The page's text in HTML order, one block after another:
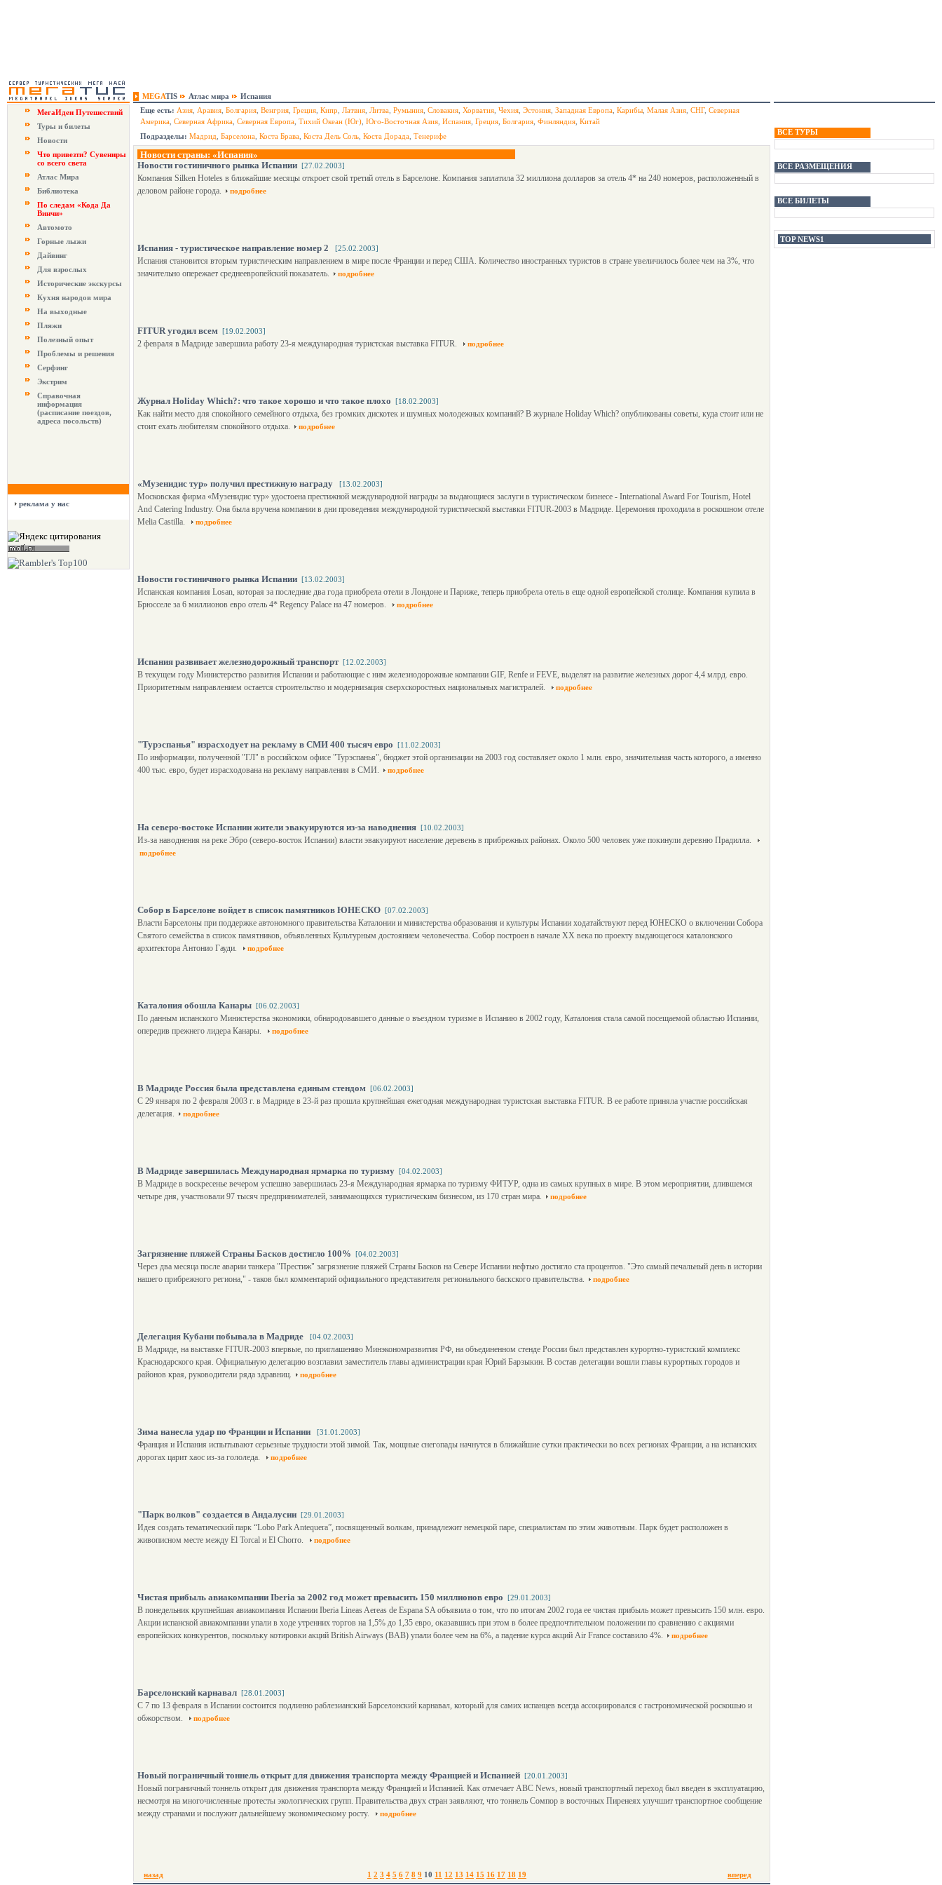
MEGATIS Атлас мира
Испания
МегаИдеи Путешествий
Туры и билеты
Новости
Что привезти? Сувениры
со всего света
Атлас Мира
Библиотека
По следам «Кода Да
Винчи»
Автомото
Горные лыжи
Дайвинг
Для взрослых
Исторические экскурсы
Кухня народов мира
На выходные
Пляжи
Полезный опыт
Проблемы и решения
Серфинг
Экстрим
Справочная
информация
(расписание поездов,
адреса посольств)
реклама у нас
Еще есть: Азия Аравия Болгария Венгрия Греция Кипр Латвия Литва Румыния Словакия Хорватия Чехия Эстония Западная Европа Карибы Малая Азия СНГ, Северная
Америка Северная Африка Северная Европа Тихий Океан (Юг) Юго-Восточная Азия Испания Греция Болгария Финляндия Китай
Подразделы: Мадрид Барселона Коста Брава Коста Дель Соль Коста Дорада Тенерифе
Новости страны: «Испания»
Новости гостиничного рынка Испании [27.02.2003]
Компания Silken Hoteles в ближайшие месяцы откроет свой третий отель в Барселоне. Компания заплатила 32 миллиона долларов за отель 4* на 240 номеров, расположенный в
деловом районе города.
подробнее
Испания - туристическое направление номер 2 [25.02.2003]
Испания становится вторым туристическим направлением в мире после Франции и перед США. Количество иностранных туристов в стране увеличилось более чем на 3%, что
значительно опережает среднеевропейский показатель.
подробнее
FITUR угодил всем [19.02.2003]
2 февраля в Мадриде завершила работу 23-я международная туристская выставка FITUR. подробнее
Журнал Holiday Which?: что такое хорошо и что такое плохо [18.02.2003]
Как найти место для спокойного семейного отдыха, без громких дискотек и шумных молодежных компаний? В журнале Holiday Which? опубликованы советы, куда стоит или не
стоит ехать любителям спокойного отдыха.
подробнее
«Музенидис тур» получил престижную награду [13.02.2003]
Московская фирма «Музенидис тур» удостоена престижной международной награды за выдающиеся заслуги в туристическом бизнесе - International Award For Tourism, Hotel
And Catering Industry. Она была вручена компании в дни проведения международной туристической выставки FITUR-2003 в Мадриде. Церемония проходила в роскошном отеле
Melia Castilla.
подробнее
Новости гостиничного рынка Испании [13.02.2003]
Испанская компания Losan, которая за последние два года приобрела отели в Лондоне и Париже, теперь приобрела отель в еще одной европейской столице. Компания купила в
Брюсселе за 6 миллионов евро отель 4* Regency Palace на 47 номеров.
подробнее
Испания развивает железнодорожный транспорт [12.02.2003]
В текущем году Министерство развития Испании и работающие с ним железнодорожные компании GIF, Renfe и FEVE, выделят на развитие железных дорог 4,4 млрд. евро.
Приоритетным направлением остается строительство и модернизация сверхскоростных национальных магистралей.
подробнее
"Турэспанья" израсходует на рекламу в СМИ 400 тысяч евро [11.02.2003]
По информации, полученной "ГЛ" в российском офисе "Турэспанья", бюджет этой организации на 2003 год составляет около 1 млн. евро, значительная часть которого, а именно
400 тыс. евро, будет израсходована на рекламу направления в СМИ.
подробнее
На северо-востоке Испании жители эвакуируются из-за наводнения [10.02.2003]
Из-за наводнения на реке Эбро (северо-восток Испании) власти эвакуируют население деревень в прибрежных районах. Около 500 человек уже покинули деревню Прадилла.
подробнее
Собор в Барселоне войдет в список памятников ЮНЕСКО [07.02.2003]
Власти Барселоны при поддержке автономного правительства Каталонии и министерства образования и культуры Испании ходатайствуют перед ЮНЕСКО о включении Собора
Святого семейства в список памятников, объявленных Культурным достоянием человечества. Собор построен в начале ХХ века по проекту выдающегося каталонского
архитектора Антонио Гауди.
подробнее
Каталония обошла Канары [06.02.2003]
По данным испанского Министерства экономики, обнародовавшего данные о въездном туризме в Испанию в 2002 году, Каталония стала самой посещаемой областью Испании,
опередив прежнего лидера Канары.
подробнее
В Мадриде Россия была представлена единым стендом [06.02.2003]
С 29 января по 2 февраля 2003 г. в Мадриде в 23-й раз прошла крупнейшая ежегодная международная туристская выставка FITUR. В ее работе приняла участие российская
делегация.
подробнее
В Мадриде завершилась Международная ярмарка по туризму [04.02.2003]
В Мадриде в воскресенье вечером успешно завершилась 23-я Международная ярмарка по туризму ФИТУР, одна из самых крупных в мире. В этом мероприятии, длившемся
четыре дня, участвовали 97 тысяч предпринимателей, занимающихся туристическим бизнесом, из 170 стран мира.
подробнее
Загрязнение пляжей Страны Басков достигло 100% [04.02.2003]
Через два месяца после аварии танкера "Престиж" загрязнение пляжей Страны Басков на Севере Испании нефтью достигло ста процентов. "Это самый печальный день в истории
нашего прибрежного региона," - таков был комментарий официального представителя регионального баскского правительства.
подробнее
Делегация Кубани побывала в Мадриде [04.02.2003]
В Мадриде, на выставке FITUR-2003 впервые, по приглашению Минэкономразвития РФ, на объединенном стенде России был представлен курортно-туристский комплекс
Краснодарского края. Официальную делегацию возглавил заместитель главы администрации края Юрий Барзыкин. В состав делегации вошли главы курортных городов и
районов края, руководители ряда здравниц.
подробнее
Зима нанесла удар по Франции и Испании [31.01.2003]
Франция и Испания испытывают серьезные трудности этой зимой. Так, мощные снегопады начнутся в ближайшие сутки практически во всех регионах Франции, а на испанских
дорогах царит хаос из-за гололеда.
подробнее
"Парк волков" создается в Андалусии [29.01.2003]
Идея создать тематический парк “Lobo Park Antequera”, посвященный волкам, принадлежит немецкой паре, специалистам по этим животным. Парк будет расположен в
живописном месте между El Torcal и El Chorro.
подробнее
Чистая прибыль авиакомпании Iberia за 2002 год может превысить 150 миллионов евро [29.01.2003]
В понедельник крупнейшая авиакомпания Испании Iberia Lineas Aereas de Espana SA объявила о том, что по итогам 2002 года ее чистая прибыль может превысить 150 млн. евро.
Акции испанской авиакомпании упали в ходе утренних торгов на 1,5% до 1,35 евро, оказавшись при этом в более предпочтительном положении по сравнению с акциями
европейских конкурентов, поскольку котировки акций British Airways (BAB) упали более чем на 6%, а падение курса акций Air France составило 4%.
подробнее
Барселонский карнавал [28.01.2003]
С 7 по 13 февраля в Испании состоится подлинно раблезианский Барселонский карнавал, который для самих испанцев всегда ассоциировался с гастрономической роскошью и
обжорством.
подробнее
Новый пограничный тоннель открыт для движения транспорта между Францией и Испанией [20.01.2003]
Новый пограничный тоннель открыт для движения транспорта между Францией и Испанией. Как отмечает ABC News, новый транспортный переход был введен в эксплуатацию,
несмотря на многочисленные протесты экологических групп. Правительства двух стран заявляют, что тоннель Сомпор в восточных Пиренеях улучшит транспортное сообщение
между странами и послужит дальнейшему экономическому росту.
подробнее
назад 1 2 3 4 5 6 7 8 9 10 11 12 13 14 15 16 17 18 19 вперед
ВСЕ ТУРЫ
ВСЕ РАЗМЕЩЕНИЯ
ВСЕ БИЛЕТЫ
TOP NEWS1